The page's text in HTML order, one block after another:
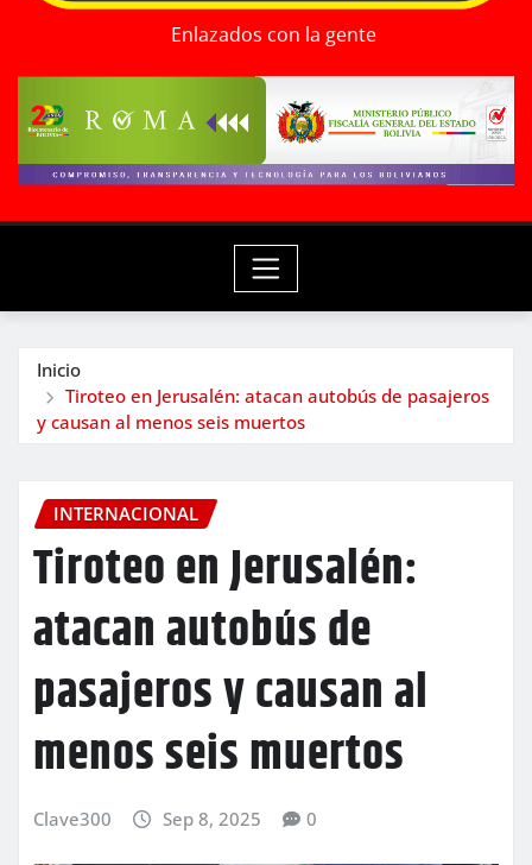
Enlazados con la gente
Inicio
Tiroteo en Jerusalén: atacan autobús de pasajeros
y causan al menos seis muertos
INTERNACIONAL
Tiroteo en Jerusalén:
atacan autobús de
pasajeros y causan al
menos seis muertos
Clave300 Sep 8, 2025 0